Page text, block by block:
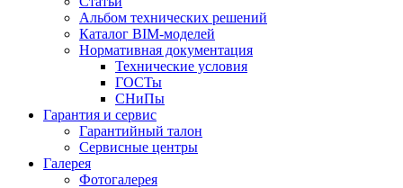
Альбом технических решений
Каталог BIM-моделей
Нормативная документация
Технические условия
ГОСТы
СНиПы
Гарантия и сервис
Гарантийный талон
Сервисные центры
Галерея
Фотогалерея